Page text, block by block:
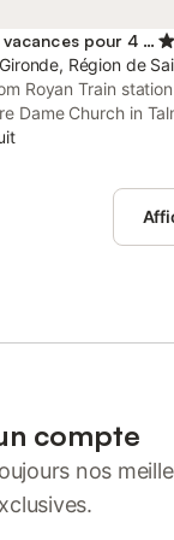
Location de vacances pour 4 personnes
Région de
Royan Train
Dame Church in
du puits offers
18 km from
from Royan Golf
compte
nos